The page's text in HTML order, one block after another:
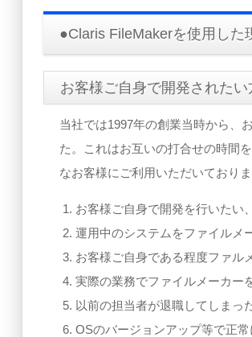
2019/02/16
情報（商品）
2017/02/21
現地指導によ
2013/01/18
不動産業向け
2009/08/07
インナー製造
●Claris FileMakerを使用した
お客様ご自身で開発されたい
当社では1997年の創業当時から、
た。これはお互いの打合せの時間
なお客様にご利用いただいておりま
お客様ご自身で開発を行いたい
運用中のシステムをファイルメ
お客様ご自身である程度ファル
実際の業務でファイルメーカー
以前の担当者が退職してしまっ
OSのバージョンアップ等で正